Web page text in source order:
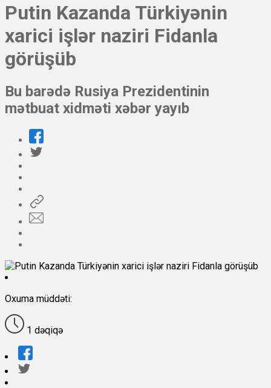
Putin Kazanda Türkiyənin
xarici işlər naziri Fidanla
görüşüb
Bu barədə Rusiya Prezidentinin
mətbuat xidməti xəbər yayıb
Oxuma müddəti:
1 dəqiqə